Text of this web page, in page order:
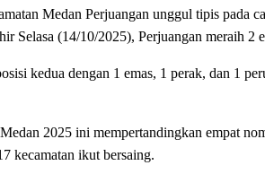
Medan Perjuangan unggul tipis pada
Selasa (14/10/2025), Perjuangan meraih 2
kedua dengan 1 emas, 1 perak, dan 1
2025 ini mempertandingkan empat
kecamatan ikut bersaing.